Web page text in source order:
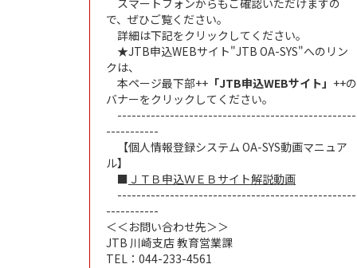
スマートフォンからもご確認いただけますの
で、ぜひご覧ください。
詳細は下記をクリックしてください。
★JTB申込WEBサイト"JTB OA-SYS"へのリン
クは、
本ページ最下部++ 「JTB申込WEBサイト」 ++の
バナーをクリックしてください。
--------------------------------------------------
-----------
【個人情報登録システム OA-SYS動画マニュア
ル】
■ ＪＴＢ申込ＷＥＢサイト解説動画
--------------------------------------------------
-----------
＜＜お問い合わせ先＞＞
JTB 川崎支店 教育営業課
TEL：044-233-4561